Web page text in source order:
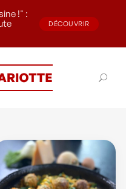
!" :
DÉCOUVRIR